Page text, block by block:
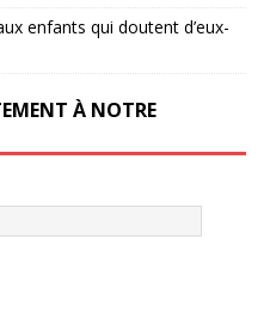
enfants qui doutent d’eux-
À NOTRE